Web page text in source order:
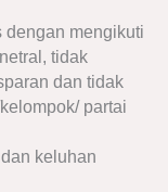
dengan mengikuti
tidak
dan tidak
partai
keluhan